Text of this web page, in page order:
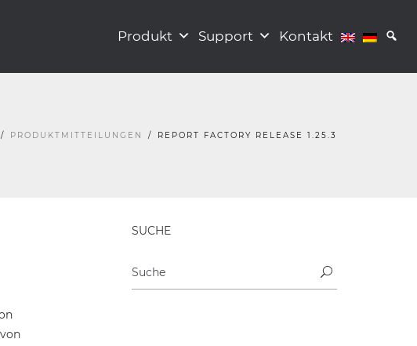
Produkt Support Kontakt
PRODUKTMITTEILUNGEN REPORT FACTORY RELEASE 1.25.3
SUCHE